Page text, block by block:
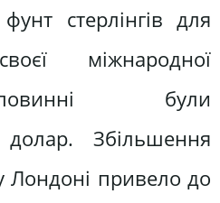
стерлінгів для
міжнародної
були
долар. Збільшення
Лондоні привело до